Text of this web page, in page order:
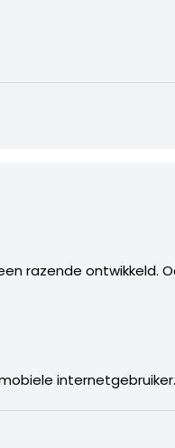
razende ontwikkeld.
internetgebruiker.